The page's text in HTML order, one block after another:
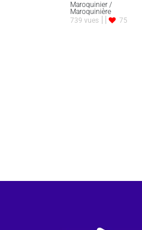
Maroquinier /
Maroquinière
739 vues
75